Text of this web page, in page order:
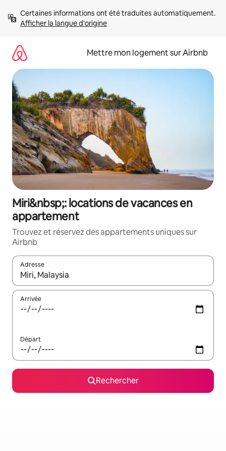
directement
Afficher la langue d'origine
Mettre mon logement sur Airbnb
Miri&nbsp;: locations de vacances en
appartement
Trouvez et réservez des appartements uniques sur
Airbnb
Adresse
Lorsque les résultats s'affichent, utilisez les flèches vers le
Arrivée
Départ
Rechercher